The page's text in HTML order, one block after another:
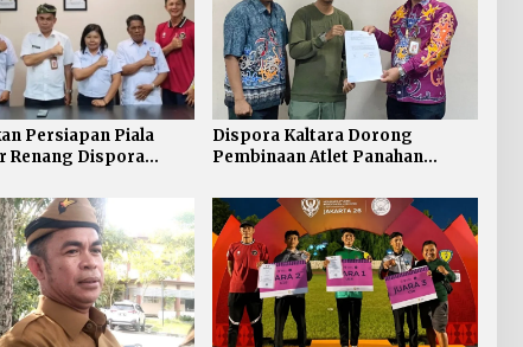
Persiapan Piala
Renang Dispora
Akuatik
Dispora Kaltara Dorong
Pembinaan Atlet Panahan